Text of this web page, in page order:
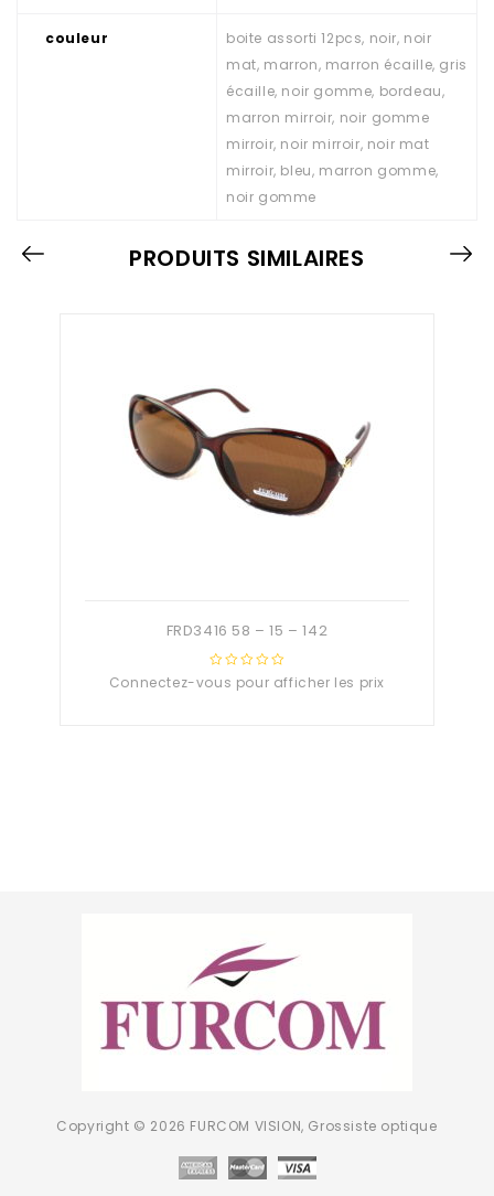
couleur
boite assorti 12pcs, noir, noir
mat, marron, marron écaille, gris
écaille, noir gomme, bordeau,
marron mirroir, noir gomme
mirroir, noir mirroir, noir mat
mirroir, bleu, marron gomme,
noir gomme
PRODUITS SIMILAIRES
FRD3416 58 – 15 – 142
0
Connectez-vous pour afficher les prix
Copyright © 2026 FURCOM VISION, Grossiste optique